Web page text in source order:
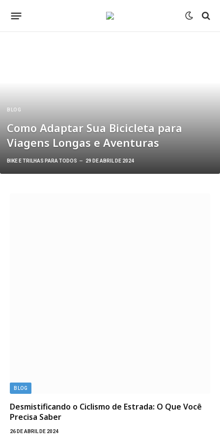
BLOG
Como Adaptar Sua Bicicleta para
Viagens Longas e Aventuras
BIKE E TRILHAS PARA TODOS 29 DE ABRIL DE 2024
BLOG
Desmistificando o Ciclismo de Estrada: O Que Você
Precisa Saber
26 DE ABRIL DE 2024